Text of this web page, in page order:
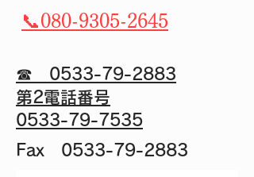
​📞080-9305-2645
☎ 0533-79-2883
第2電話番号
​0533-79-7535
​Fax 0533-79-2883